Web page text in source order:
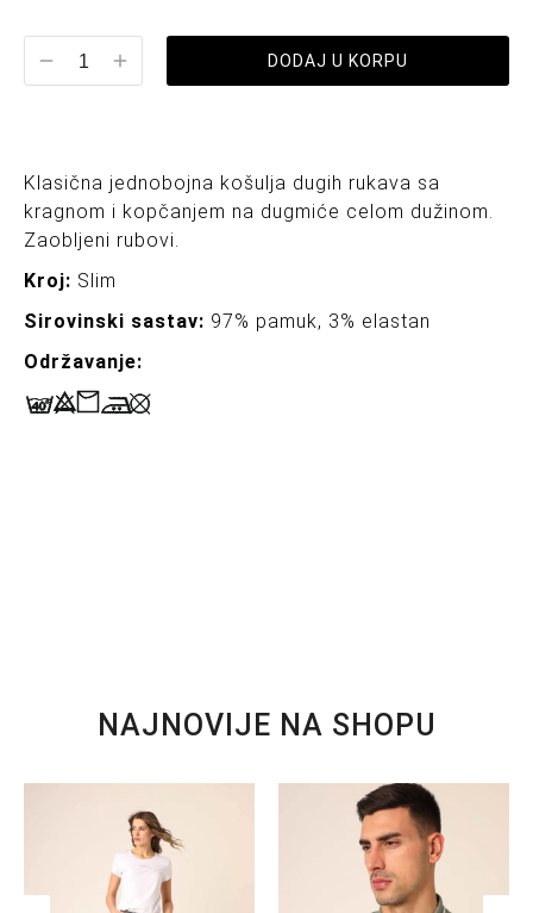
DODAJ U KORPU
Klasična jednobojna košulja dugih rukava sa
kragnom i kopčanjem na dugmiće celom dužinom.
Zaobljeni rubovi.
Kroj: Slim
Sirovinski sastav: 97% pamuk, 3% elastan
Održavanje:
NAJNOVIJE NA SHOPU